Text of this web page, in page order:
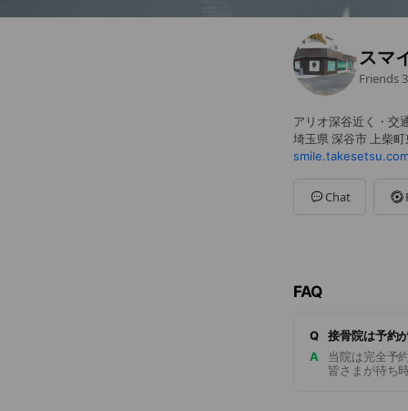
スマ
Friends
アリオ深谷近く・交
埼玉県 深谷市 上柴
Chat
FAQ
Q
接骨院は予約
A
当院は完全予
皆さまが待ち